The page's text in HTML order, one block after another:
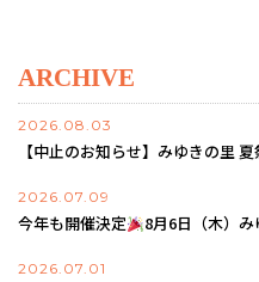
ARCHIVE
2026.08.03
【中止のお知らせ】みゆきの里 夏
2026.07.09
今年も開催決定 8月6日（木）
2026.07.01